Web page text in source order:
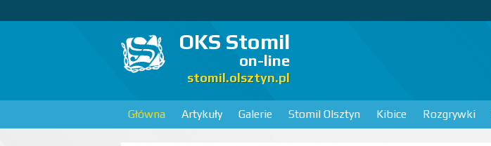
OKS Stomil
on-line
stomil.olsztyn.pl
Główna Artykuły Galerie Stomil Olsztyn Kibice Rozgrywki